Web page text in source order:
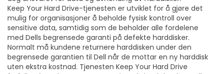
Keep Your Hard Drive-tjenesten er utviklet for å gjøre det
mulig for organisasjoner å beholde fysisk kontroll over
sensitive data, samtidig som de beholder alle fordelene
med Dells begrensede garanti på defekte harddisker.
Normalt må kundene returnere harddisken under den
begrensede garantien til Dell når de mottar en ny harddisk
uten ekstra kostnad. Tjenesten Keep Your Hard Drive